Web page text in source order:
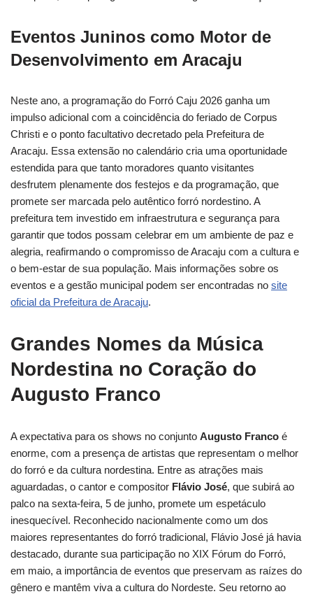
Eventos Juninos como Motor de
Desenvolvimento em Aracaju
Neste ano, a programação do Forró Caju 2026 ganha um
impulso adicional com a coincidência do feriado de Corpus
Christi e o ponto facultativo decretado pela Prefeitura de
Aracaju. Essa extensão no calendário cria uma oportunidade
estendida para que tanto moradores quanto visitantes
desfrutem plenamente dos festejos e da programação, que
promete ser marcada pelo autêntico forró nordestino. A
prefeitura tem investido em infraestrutura e segurança para
garantir que todos possam celebrar em um ambiente de paz e
alegria, reafirmando o compromisso de Aracaju com a cultura e
o bem-estar de sua população. Mais informações sobre os
eventos e a gestão municipal podem ser encontradas no site
oficial da Prefeitura de Aracaju.
Grandes Nomes da Música
Nordestina no Coração do
Augusto Franco
A expectativa para os shows no conjunto Augusto Franco é
enorme, com a presença de artistas que representam o melhor
do forró e da cultura nordestina. Entre as atrações mais
aguardadas, o cantor e compositor Flávio José, que subirá ao
palco na sexta-feira, 5 de junho, promete um espetáculo
inesquecível. Reconhecido nacionalmente como um dos
maiores representantes do forró tradicional, Flávio José já havia
destacado, durante sua participação no XIX Fórum do Forró,
em maio, a importância de eventos que preservam as raízes do
gênero e mantêm viva a cultura do Nordeste. Seu retorno ao